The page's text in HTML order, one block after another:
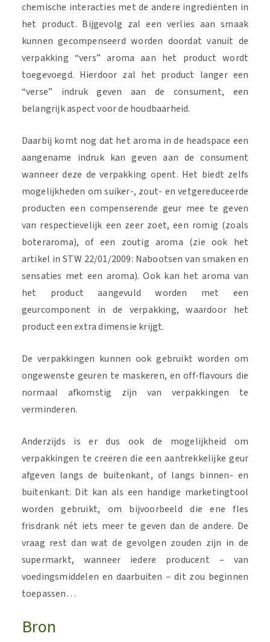
chemische interacties met de andere ingrediënten in
het product. Bijgevolg zal een verlies aan smaak
kunnen gecompenseerd worden doordat vanuit de
verpakking “vers” aroma aan het product wordt
toegevoegd. Hierdoor zal het product langer een
“verse” indruk geven aan de consument, een
belangrijk aspect voor de houdbaarheid.
Daarbij komt nog dat het aroma in de headspace een
aangename indruk kan geven aan de consument
wanneer deze de verpakking opent. Het biedt zelfs
mogelijkheden om suiker-, zout- en vetgereduceerde
producten een compenserende geur mee te geven
van respectievelijk een zeer zoet, een romig (zoals
boteraroma), of een zoutig aroma (zie ook het
artikel in STW 22/01/2009: Nabootsen van smaken en
sensaties met een aroma). Ook kan het aroma van
het product aangevuld worden met een
geurcomponent in de verpakking, waardoor het
product een extra dimensie krijgt.
De verpakkingen kunnen ook gebruikt worden om
ongewenste geuren te maskeren, en off-flavours die
normaal afkomstig zijn van verpakkingen te
verminderen.
Anderzijds is er dus ook de mogelijkheid om
verpakkingen te creëren die een aantrekkelijke geur
afgeven langs de buitenkant, of langs binnen- en
buitenkant. Dit kan als een handige marketingtool
worden gebruikt, om bijvoorbeeld die ene fles
frisdrank nét iets meer te geven dan de andere. De
vraag rest dan wat de gevolgen zouden zijn in de
supermarkt, wanneer iedere producent – van
voedingsmiddelen en daarbuiten – dit zou beginnen
toepassen…
Bron